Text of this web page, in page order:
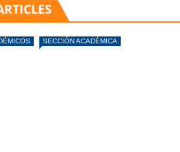
SECCIÓN ACADÉMICA